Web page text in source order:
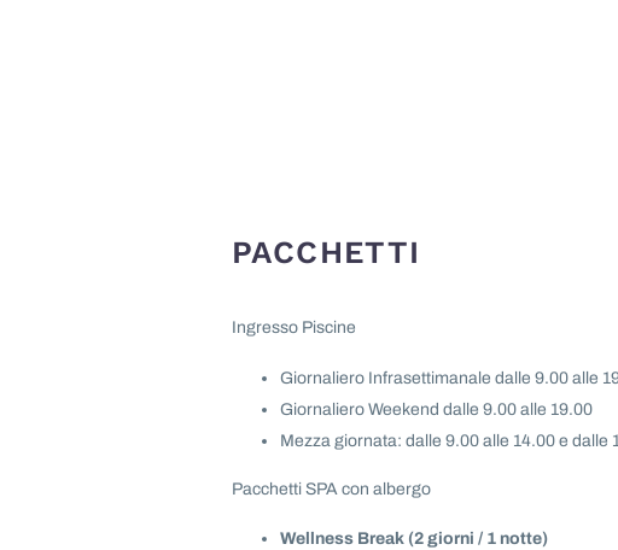
PACCHETTI
Ingresso Piscine
Giornaliero Infrasettimanale dalle 9.00 alle
Giornaliero Weekend dalle 9.00 alle 19.00
Mezza giornata: dalle 9.00 alle 14.00 e dalle
Pacchetti SPA con albergo
Wellness Break (2 giorni / 1 notte)